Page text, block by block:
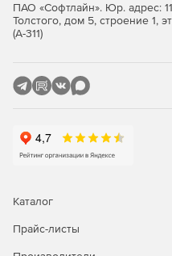
ПАО «Софтлайн». Юр. адрес:
Толстого, дом 5, строение 1,
(А-311)
Каталог
Прайс-листы